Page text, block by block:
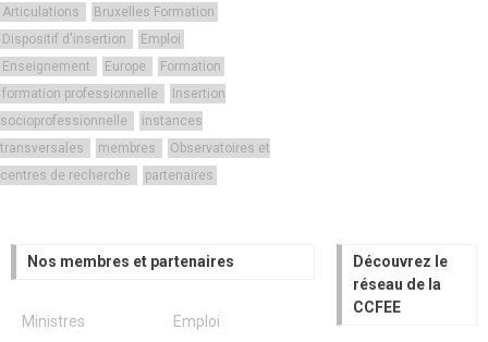
Articulations
Bruxelles Formation
Dispositif d'insertion
Emploi
Enseignement
Europe
Formation
formation professionnelle
Insertion
socioprofessionnelle
instances
transversales
membres
Observatoires et
centres de recherche
partenaires
Nos membres et partenaires
Ministres
Emploi
Découvrez le
réseau de la
CCFEE